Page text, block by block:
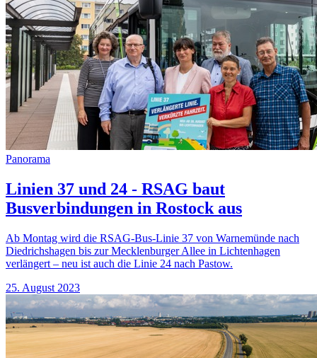
Panorama
Linien 37 und 24 - RSAG baut
Busverbindungen in Rostock aus
Ab Montag wird die RSAG-Bus-Linie 37 von Warnemünde nach
Diedrichshagen bis zur Mecklenburger Allee in Lichtenhagen
verlängert – neu ist auch die Linie 24 nach Pastow.
25. August 2023